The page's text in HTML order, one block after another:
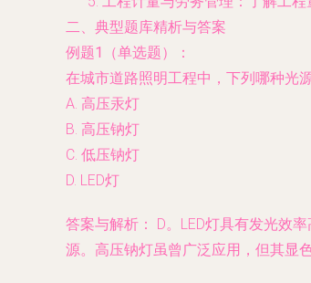
二、典型题库精析与答案
例题1（单选题）：
在城市道路照明工程中，下列哪种光
A. 高压汞灯
B. 高压钠灯
C. 低压钠灯
D. LED灯
答案与解析：
D。LED灯具有发光效
源。高压钠灯虽曾广泛应用，但其显